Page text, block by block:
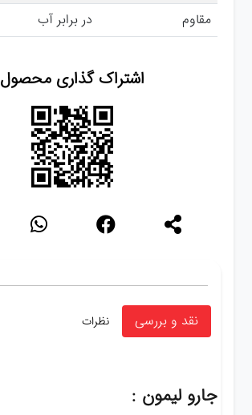
مقاوم
در برابر آب
اشتراک گذاری محصول
نقد و بررسی نظرات
جارو لیمون :